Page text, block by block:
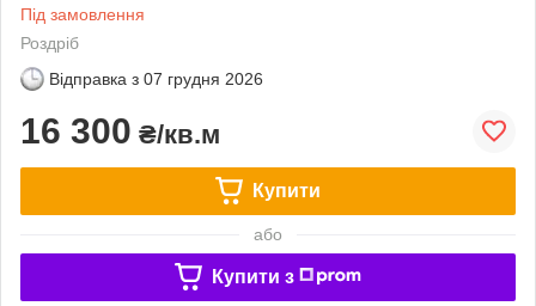
Під замовлення
Роздріб
Відправка з 07 грудня 2026
16 300 ₴/кв.м
Купити
або
Купити з